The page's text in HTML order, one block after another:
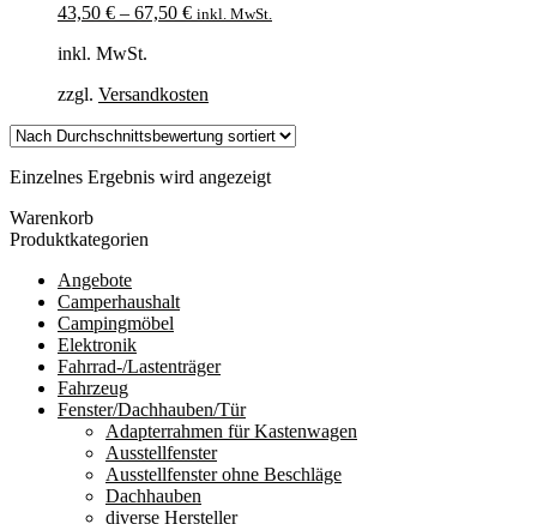
43,50 € – 67,50 € inkl. MwSt.
inkl. MwSt.
zzgl. Versandkosten
Einzelnes Ergebnis wird angezeigt
Warenkorb
Produktkategorien
Angebote
Camperhaushalt
Campingmöbel
Elektronik
Fahrrad-/Lastenträger
Fahrzeug
Fenster/Dachhauben/Tür
Adapterrahmen für Kastenwagen
Ausstellfenster
Ausstellfenster ohne Beschläge
Dachhauben
diverse Hersteller